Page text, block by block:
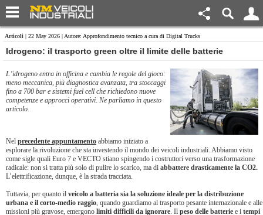
Articoli | 22 May 2026 | Autore: Approfondimento tecnico a cura di Digital Trucks
Idrogeno: il trasporto green oltre il limite delle batterie
L’idrogeno entra in officina e cambia le regole del gioco:
meno meccanica, più diagnostica avanzata, tra stoccaggi
fino a 700 bar e sistemi fuel cell che richiedono nuove
competenze e approcci operativi. Ne parliamo in questo
articolo.
Nel precedente appuntamento abbiamo iniziato a
esplorare la rivoluzione che sta investendo il mondo dei veicoli industriali. Abbiamo visto
come sigle quali Euro 7 e VECTO stiano spingendo i costruttori verso una trasformazione
radicale: non si tratta più solo di pulire lo scarico, ma di abbattere drasticamente la CO2.
L’elettrificazione, dunque, è la strada tracciata.
Tuttavia, per quanto il veicolo a batteria sia la soluzione ideale per la distribuzione
urbana e il corto-medio raggio, quando guardiamo al trasporto pesante internazionale e alle
missioni più gravose, emergono limiti difficili da ignorare. Il peso delle batterie e i tempi